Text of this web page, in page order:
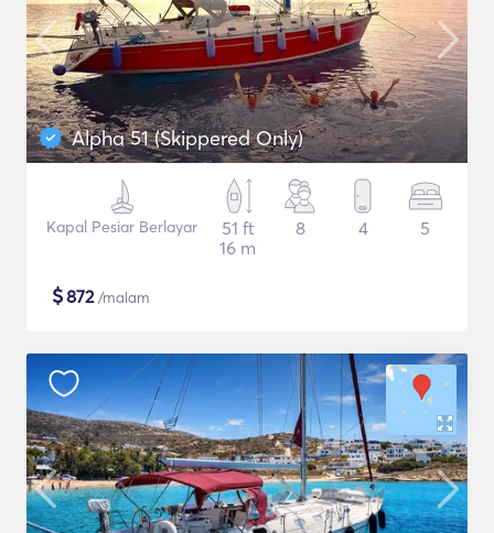
Alpha 51 (Skippered Only)
Kapal Pesiar Berlayar
51 ft
16 m
8 4 5
$872/malam